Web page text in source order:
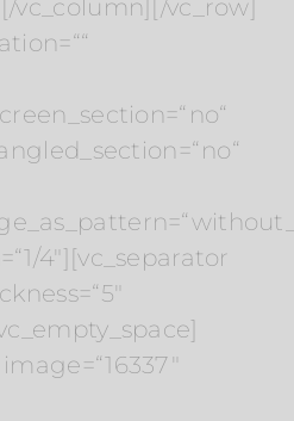
vc_column][/vc_row]
4″][vc_separator